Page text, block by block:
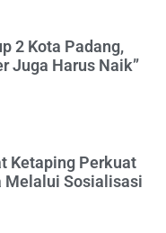
2 Kota Padang,
Juga Harus Naik”
Ketaping Perkuat
Melalui Sosialisasi